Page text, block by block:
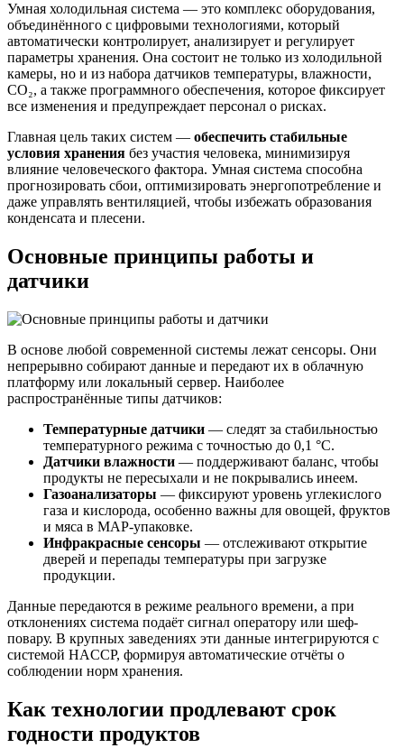
Умная холодильная система — это комплекс оборудования,
объединённого с цифровыми технологиями, который
автоматически контролирует, анализирует и регулирует
параметры хранения. Она состоит не только из холодильной
камеры, но и из набора датчиков температуры, влажности,
CO₂, а также программного обеспечения, которое фиксирует
все изменения и предупреждает персонал о рисках.
Главная цель таких систем — обеспечить стабильные
условия хранения без участия человека, минимизируя
влияние человеческого фактора. Умная система способна
прогнозировать сбои, оптимизировать энергопотребление и
даже управлять вентиляцией, чтобы избежать образования
конденсата и плесени.
Основные принципы работы и
датчики
В основе любой современной системы лежат сенсоры. Они
непрерывно собирают данные и передают их в облачную
платформу или локальный сервер. Наиболее
распространённые типы датчиков:
Температурные датчики — следят за стабильностью
температурного режима с точностью до 0,1 °C.
Датчики влажности — поддерживают баланс, чтобы
продукты не пересыхали и не покрывались инеем.
Газоанализаторы — фиксируют уровень углекислого
газа и кислорода, особенно важны для овощей, фруктов
и мяса в MAP-упаковке.
Инфракрасные сенсоры — отслеживают открытие
дверей и перепады температуры при загрузке
продукции.
Данные передаются в режиме реального времени, а при
отклонениях система подаёт сигнал оператору или шеф-
повару. В крупных заведениях эти данные интегрируются с
системой HACCP, формируя автоматические отчёты о
соблюдении норм хранения.
Как технологии продлевают срок
годности продуктов